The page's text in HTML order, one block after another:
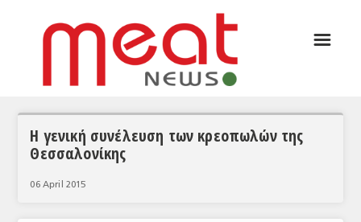
ΣΥΝΕΝΤΕΥΞΕΙΣ
ΘΕΜΑΤΑ
☰
Η γενική συνέλευση των κρεοπωλών της
Θεσσαλονίκης
06 April 2015